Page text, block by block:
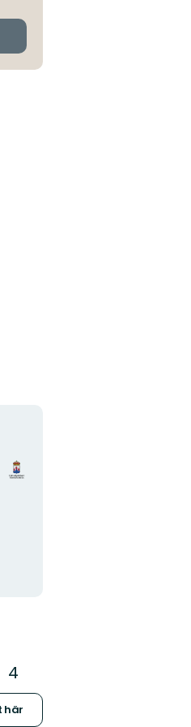
och
Organisationens
logotyp
4
här